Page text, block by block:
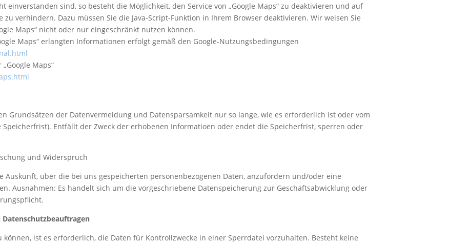
einverstanden sind, so besteht die Möglichkeit, den Service von „Google Maps“ zu deaktivieren und auf
verhindern. Dazu müssen Sie die Java-Script-Funktion in Ihrem Browser deaktivieren. Wir weisen Sie
Maps“ nicht oder nur eingeschränkt nutzen können.
Maps“ erlangten Informationen erfolgt gemäß den Google-Nutzungsbedingungen
Maps“
Grundsätzen der Datenvermeidung und Datensparsamkeit nur so lange, wie es erforderlich ist oder vom
Entfällt der Zweck der erhobenen Informatioen oder endet die Speicherfrist, sperren oder
und Widerspruch
Auskunft, über die bei uns gespeicherten personenbezogenen Daten, anzufordern und/oder eine
Ausnahmen: Es handelt sich um die vorgeschriebene Datenspeicherung zur Geschäftsabwicklung oder
ist es erforderlich, die Daten für Kontrollzwecke in einer Sperrdatei vorzuhalten. Besteht keine